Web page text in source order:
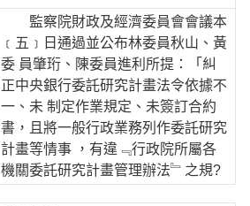
監察院財政及經濟委員會會議本
﹝五﹞日通過並公布林委員秋山、黃
委 員肇珩、陳委員進利所提：「糾
正中央銀行委託研究計畫法令依據不
一、未 制定作業規定、未簽訂合約
書，且將一般行政業務列作委託研究
計畫等情事 ，有違﹃行政院所屬各
機關委託研究計畫管理辦法﹄之規?